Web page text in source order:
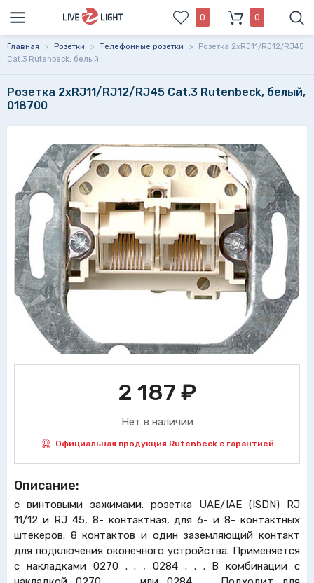
0 0
Главная > Розетки > Телефонные розетки >
Розетка 2xRJ11/RJ12/RJ45
Cat.3 Rutenbeck, белый
Розетка 2xRJ11/RJ12/RJ45 Cat.3 Rutenbeck, белый,
018700
2 187 ₽
Нет в наличии
Официальная продукция Rutenbeck с гарантией
Описание:
с винтовыми зажимами. розетка UAE/IAE (ISDN) RJ
11/12 и RJ 45, 8- контактная, для 6- и 8- контактных
штекеров. 8 контактов и один заземляющий контакт
для подключения оконечного устройства. Применяется
с накладками 0270 . . , 0284 . . . В комбинации с